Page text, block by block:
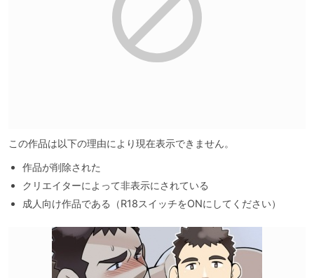
この作品は以下の理由により現在表示できません。
作品が削除された
クリエイターによって非表示にされている
成人向け作品である（R18スイッチをONにしてください）